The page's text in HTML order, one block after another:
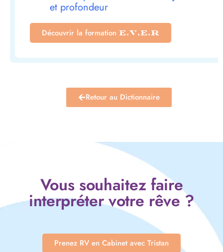
et profondeur
Découvrir la formation E.V.E.R
Retour au Dictionnaire
Vous souhaitez faire
interpréter votre rêve ?
Prenez RV en Cabinet avec Tristan